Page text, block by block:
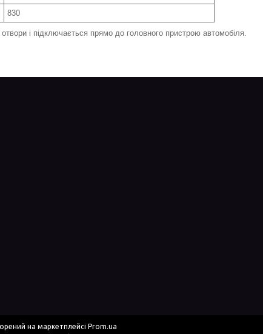
830
і підключається прямо до головного пристрою автомобіля.
на маркетплейсі Prom.ua